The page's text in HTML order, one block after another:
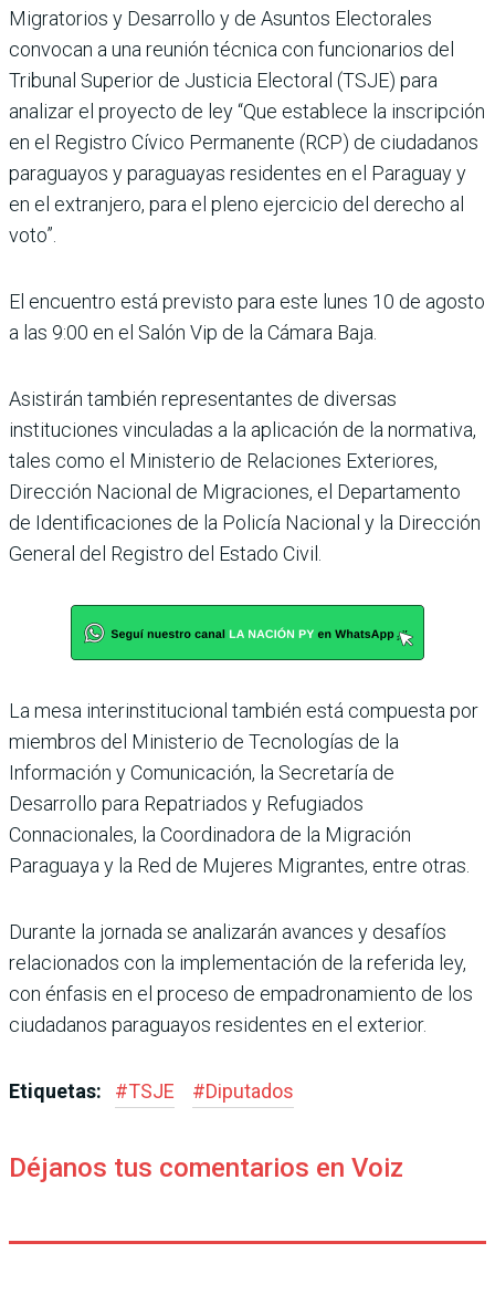
Migratorios y Desarrollo y de Asuntos Electorales
convocan a una reunión técnica con funcionarios del
Tribunal Superior de Justicia Electoral (TSJE) para
analizar el proyecto de ley “Que establece la inscripción
en el Registro Cívico Permanente (RCP) de ciudadanos
paraguayos y paraguayas residentes en el Paraguay y
en el extranjero, para el pleno ejercicio del derecho al
voto”.
El encuentro está previsto para este lunes 10 de agosto
a las 9:00 en el Salón Vip de la Cámara Baja.
Asistirán también representantes de diversas
instituciones vinculadas a la aplicación de la normativa,
tales como el Ministerio de Relaciones Exteriores,
Dirección Nacional de Migraciones, el Departamento
de Identificaciones de la Policía Nacional y la Dirección
General del Registro del Estado Civil.
La mesa interinstitucional también está compuesta por
miembros del Ministerio de Tecnologías de la
Información y Comunicación, la Secretaría de
Desarrollo para Repatriados y Refugiados
Connacionales, la Coordinadora de la Migración
Paraguaya y la Red de Mujeres Migrantes, entre otras.
Durante la jornada se analizarán avances y desafíos
relacionados con la implementación de la referida ley,
con énfasis en el proceso de empadronamiento de los
ciudadanos paraguayos residentes en el exterior.
Etiquetas: #TSJE #Diputados
Déjanos tus comentarios en Voiz